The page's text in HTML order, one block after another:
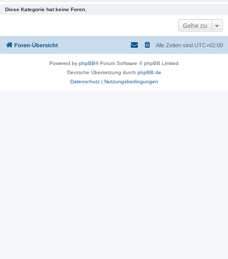
Diese Kategorie hat keine Foren.
Gehe zu
Foren-Übersicht Alle Zeiten sind UTC+02:00
Powered by phpBB® Forum Software © phpBB Limited
Deutsche Übersetzung durch phpBB.de
Datenschutz| Nutzungsbedingungen